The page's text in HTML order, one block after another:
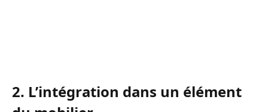
2. L’intégration dans un élément